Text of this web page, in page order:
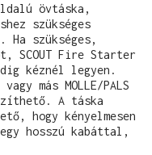
övtáska,
szükséges
szükséges,
SCOUT Fire Starter
kéznél legyen.
más MOLLE/PALS
A táska
hogy kényelmesen
hosszú kabáttal,